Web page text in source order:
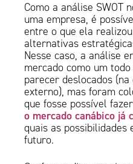
Como a análise SWOT
uma empresa, é
entre o que ela
alternativas
Nesse caso, a análise
mercado como um
parecer deslocados
externo), mas foram
que fosse possível
o mercado canábico já
quais as possibilidades
futuro.